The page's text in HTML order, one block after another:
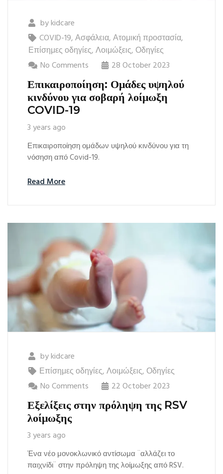
bykidcare
COVID-19,Ασφάλεια,Ατομική προστασία,
Επίσημες οδηγίες,Λοιμώξεις, Οδηγίες
No Comments
28 October 2023
Επικαιροποίηση: Ομάδες υψηλού
κινδύνου για σοβαρή λοίμωξη
COVID-19
3 years ago
Επικαιροποίηση ομάδων υψηλού κινδύνου για τη
νόσηση από Covid-19.
Read More
bykidcare
Επίσημες οδηγίες,Λοιμώξεις, Οδηγίες
No Comments
22 October 2023
Εξελίξεις στην πρόληψη της RSV
λοίμωξης
3 years ago
Ένα νέο μονοκλωνικό αντίσωμα ¨αλλάζει το
παιχνίδι¨ στην πρόληψη της λοίμωξης από RSV.